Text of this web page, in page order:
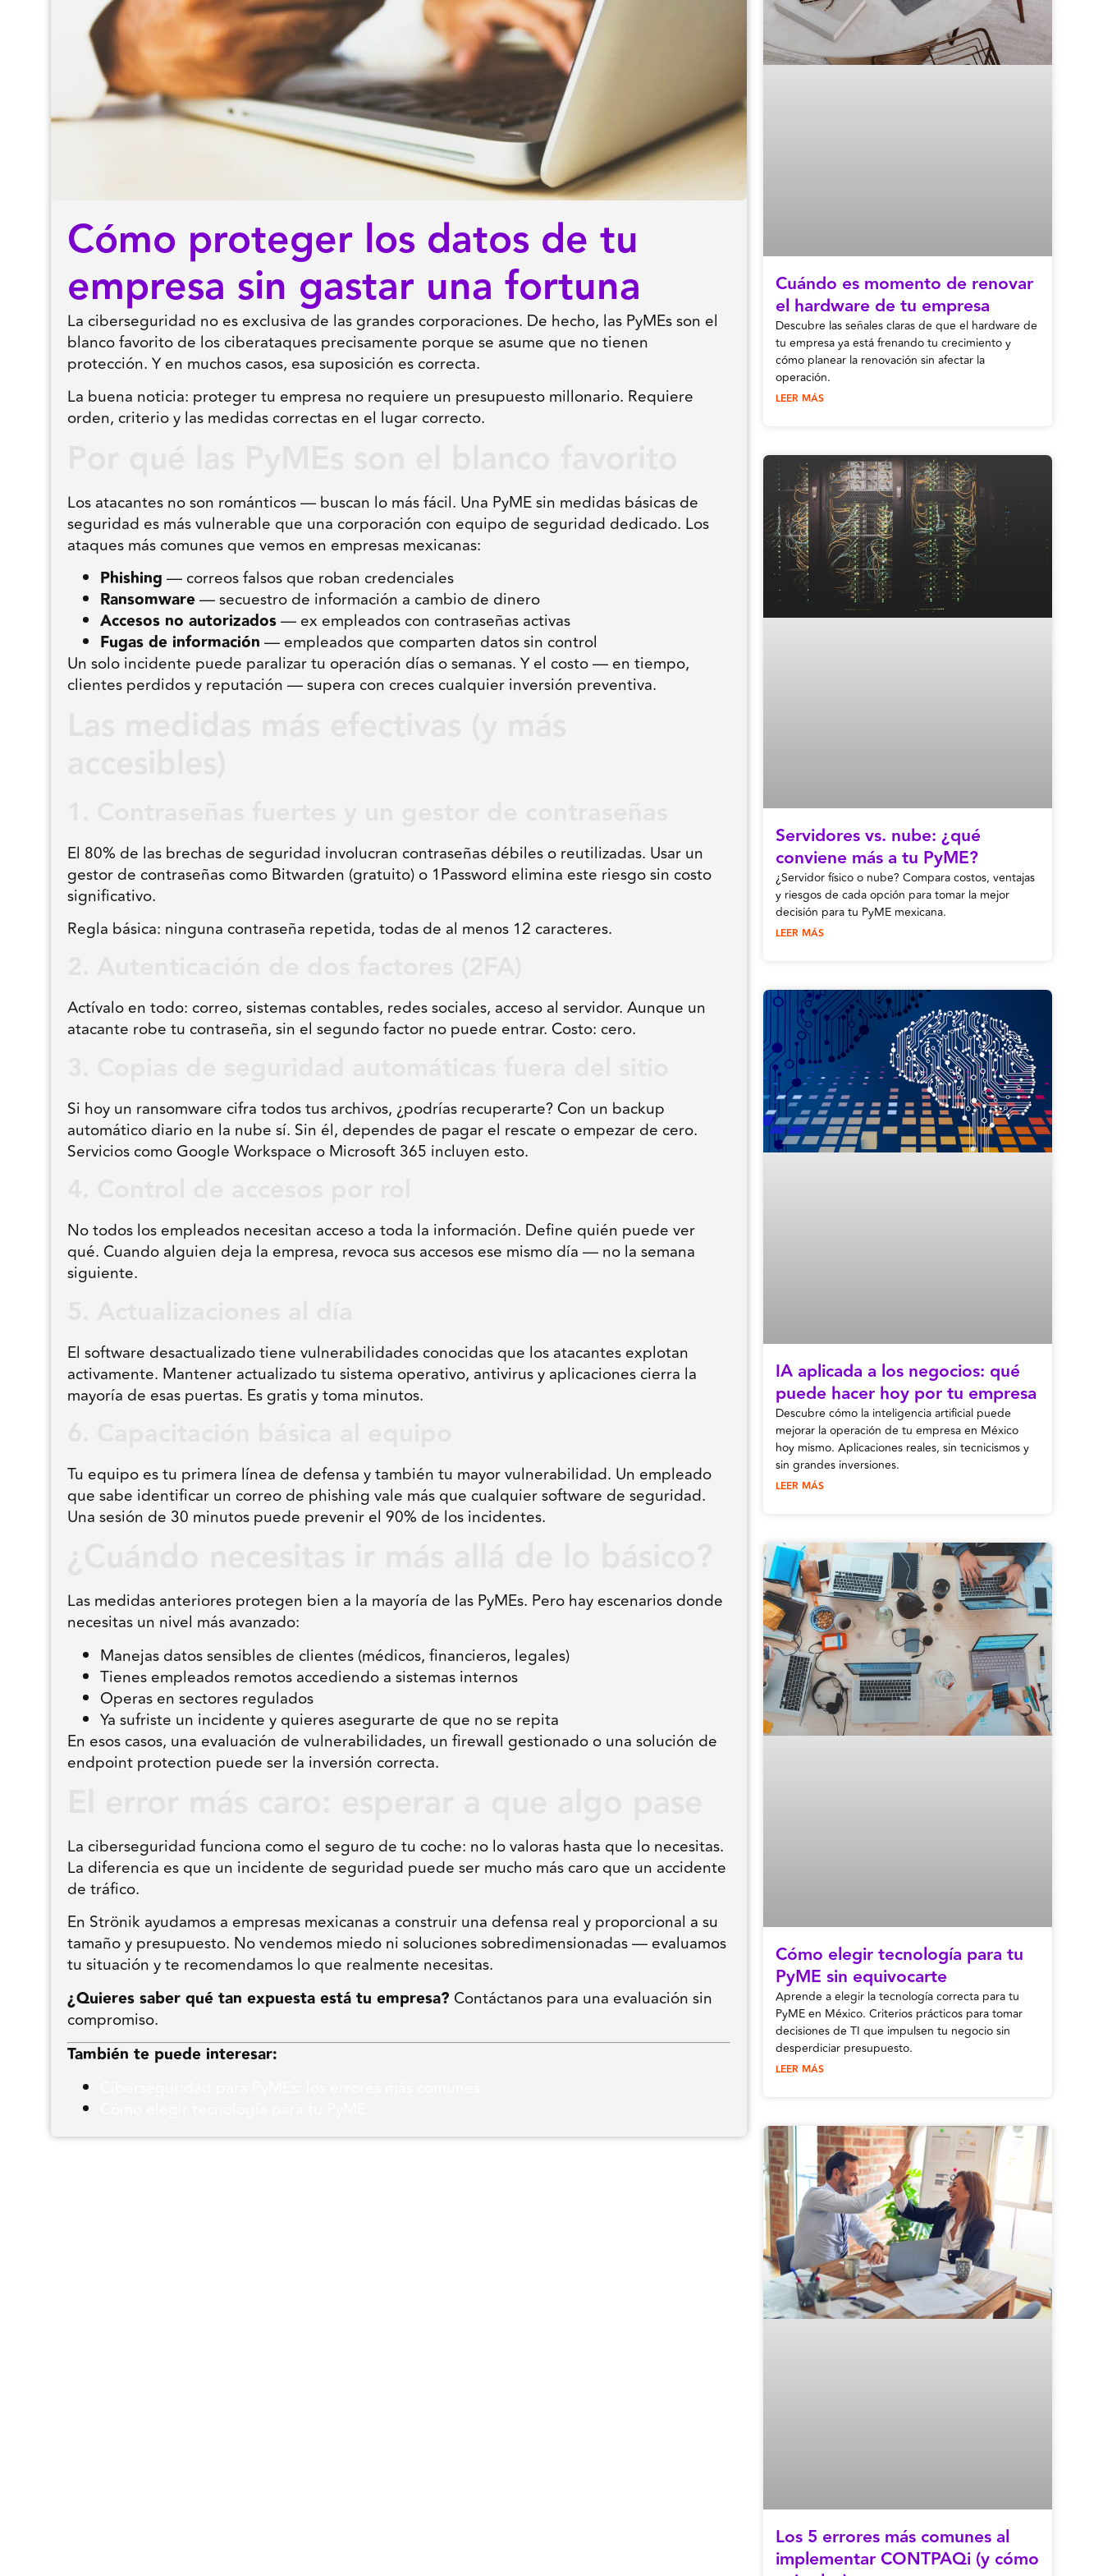
Cómo proteger los datos de tu
empresa sin gastar una fortuna
La ciberseguridad no es exclusiva de las grandes corporaciones. De hecho, las PyMEs son el
blanco favorito de los ciberataques precisamente porque se asume que no tienen
protección. Y en muchos casos, esa suposición es correcta.
La buena noticia: proteger tu empresa no requiere un presupuesto millonario. Requiere
orden, criterio y las medidas correctas en el lugar correcto.
Los atacantes no son románticos — buscan lo más fácil. Una PyME sin medidas básicas de
seguridad es más vulnerable que una corporación con equipo de seguridad dedicado. Los
ataques más comunes que vemos en empresas mexicanas:
Phishing — correos falsos que roban credenciales
Ransomware— secuestro de información a cambio de dinero
Accesos no autorizados— ex empleados con contraseñas activas
Fugas de información — empleados que comparten datos sin control
Un solo incidente puede paralizar tu operación días o semanas. Y el costo — en tiempo,
clientes perdidos y reputación — supera con creces cualquier inversión preventiva.
El 80% de las brechas de seguridad involucran contraseñas débiles o reutilizadas. Usar un
gestor de contraseñas como Bitwarden (gratuito) o 1Password elimina este riesgo sin costo
significativo.
Regla básica: ninguna contraseña repetida, todas de al menos 12 caracteres.
Actívalo en todo: correo, sistemas contables, redes sociales, acceso al servidor. Aunque un
atacante robe tu contraseña, sin el segundo factor no puede entrar. Costo: cero.
Si hoy un ransomware cifra todos tus archivos, ¿podrías recuperarte? Con un backup
automático diario en la nube sí. Sin él, dependes de pagar el rescate o empezar de cero.
Servicios como Google Workspace o Microsoft 365 incluyen esto.
No todos los empleados necesitan acceso a toda la información. Define quién puede ver
qué. Cuando alguien deja la empresa, revoca sus accesos ese mismo día — no la semana
siguiente.
El software desactualizado tiene vulnerabilidades conocidas que los atacantes explotan
activamente. Mantener actualizado tu sistema operativo, antivirus y aplicaciones cierra la
mayoría de esas puertas. Es gratis y toma minutos.
Tu equipo es tu primera línea de defensa y también tu mayor vulnerabilidad. Un empleado
que sabe identificar un correo de phishing vale más que cualquier software de seguridad.
Una sesión de 30 minutos puede prevenir el 90% de los incidentes.
Las medidas anteriores protegen bien a la mayoría de las PyMEs. Pero hay escenarios donde
necesitas un nivel más avanzado:
Manejas datos sensibles de clientes (médicos, financieros, legales)
Tienes empleados remotos accediendo a sistemas internos
Operas en sectores regulados
Ya sufriste un incidente y quieres asegurarte de que no se repita
En esos casos, una evaluación de vulnerabilidades, un firewall gestionado o una solución de
endpoint protection puede ser la inversión correcta.
La ciberseguridad funciona como el seguro de tu coche: no lo valoras hasta que lo necesitas.
La diferencia es que un incidente de seguridad puede ser mucho más caro que un accidente
de tráfico.
En Strönik ayudamos a empresas mexicanas a construir una defensa real y proporcional a su
tamaño y presupuesto. No vendemos miedo ni soluciones sobredimensionadas — evaluamos
tu situación y te recomendamos lo que realmente necesitas.
¿Quieres saber qué tan expuesta está tu empresa? Contáctanos para una evaluación sin
compromiso.
También te puede interesar:
Cuándo es momento de renovar
el hardware de tu empresa
Descubre las señales claras de que el hardware de
tu empresa ya está frenando tu crecimiento y
cómo planear la renovación sin afectar la
operación.
LEER MÁS
Servidores vs. nube: ¿qué
conviene más a tu PyME?
¿Servidor físico o nube? Compara costos, ventajas
y riesgos de cada opción para tomar la mejor
decisión para tu PyME mexicana.
LEER MÁS
IA aplicada a los negocios: qué
puede hacer hoy por tu empresa
Descubre cómo la inteligencia artificial puede
mejorar la operación de tu empresa en México
hoy mismo. Aplicaciones reales, sin tecnicismos y
sin grandes inversiones.
LEER MÁS
Cómo elegir tecnología para tu
PyME sin equivocarte
Aprende a elegir la tecnología correcta para tu
PyME en México. Criterios prácticos para tomar
decisiones de TI que impulsen tu negocio sin
desperdiciar presupuesto.
LEER MÁS
Los 5 errores más comunes al
implementar CONTPAQi (y cómo